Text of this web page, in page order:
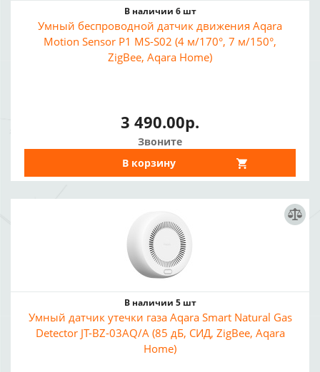
В наличии 6 шт
Умный беспроводной датчик движения Aqara
Motion Sensor P1 MS-S02 (4 м/170°, 7 м/150°,
ZigBee, Aqara Home)
3 490.00р.
Звоните
В корзину
В наличии 5 шт
Умный датчик утечки газа Aqara Smart Natural Gas
Detector JT-BZ-03AQ/A (85 дБ, СИД, ZigBee, Aqara
Home)